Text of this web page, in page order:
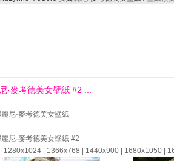
·麥考德美女壁紙 #2 :::
尼·麥考德美女壁紙
尼·麥考德美女壁紙 #2
1280x1024 | 1366x768 | 1440x900 | 1680x1050 |